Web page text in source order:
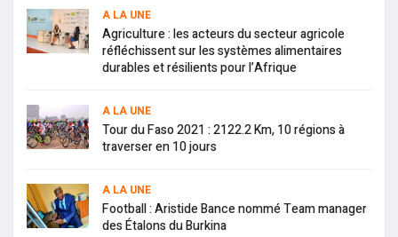
A LA UNE
Agriculture : les acteurs du secteur agricole
réfléchissent sur les systèmes alimentaires
durables et résilients pour l’Afrique
A LA UNE
Tour du Faso 2021 : 2122.2 Km, 10 régions à
traverser en 10 jours
A LA UNE
Football : Aristide Bance nommé Team manager
des Étalons du Burkina